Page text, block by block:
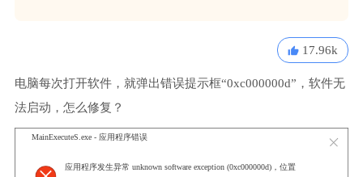
17.96k
电脑每次打开软件，就弹出错误提示框“0xc000000d”，软件无
法启动，怎么修复？
MainExecuteS.exe - 应用程序错误
应用程序发生异常 unknown software exception (0xc000000d)，位置